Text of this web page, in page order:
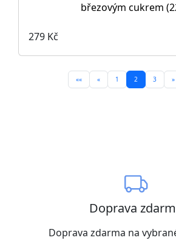
březovým cukrem
279 Kč
«« « 1 2 3 »
Doprava
Doprava zdarma na